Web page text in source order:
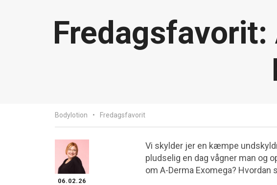
Fredagsfavorit:
Bodylotion Fredagsfavorit
06.02.26
Vi skylder jer en kæmpe
pludselig en dag vågner man og
om A-Derma Exomega? Hvordan